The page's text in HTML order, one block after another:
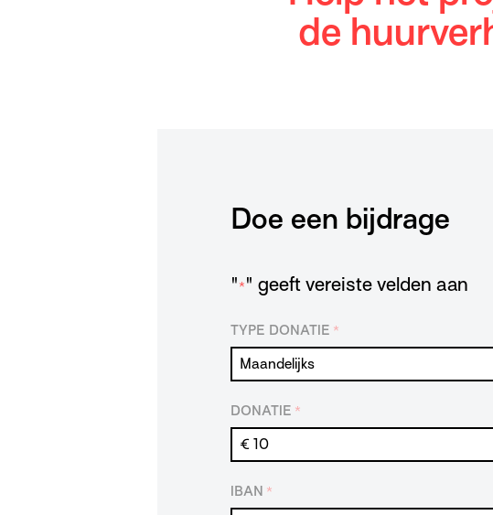
de
Doe een bijdrage
" * " geeft vereiste velden aan
TYPE DONATIE *
DONATIE *
IBAN *